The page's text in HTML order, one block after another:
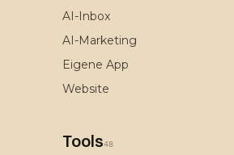
AI-Inbox
AI-Marketing
Eigene App
Website
Tools48